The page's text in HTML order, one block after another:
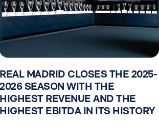
REAL MADRID CLOSES THE 2025-
2026 SEASON WITH THE
HIGHEST REVENUE AND THE
HIGHEST EBITDA IN ITS HISTORY